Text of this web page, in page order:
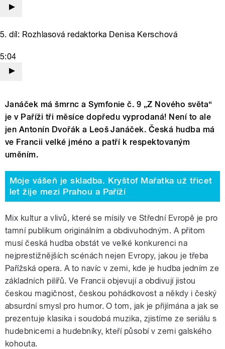
5. díl: Rozhlasová redaktorka Denisa Kerschová
5:04
Janáček má šmrnc a Symfonie č. 9 „Z Nového světa“
je v Paříži tři měsíce dopředu vyprodaná! Není to ale
jen Antonín Dvořák a Leoš Janáček. Česká hudba má
ve Francii velké jméno a patří k respektovaným
uměním.
Moje vášeň je skladba. Kryštof Mařatka už třicet
let žije mezi Prahou a Paříží
Mix kultur a vlivů, které se mísily ve Střední Evropě je pro
tamní publikum originálním a obdivuhodným. A přitom
musí česká hudba obstát ve velké konkurenci na
nejprestižnějších scénách nejen Evropy, jakou je třeba
Pařížská opera. A to navíc v zemi, kde je hudba jedním ze
základních pilířů. Ve Francii objevují a obdivují jistou
českou magičnost, českou pohádkovost a někdy i český
absurdní smysl pro humor. O tom, jak je přijímána a jak se
prezentuje klasika i soudobá muzika, zjistíme ze seriálu s
hudebnicemi a hudebníky, kteří působí v zemi galského
kohouta.